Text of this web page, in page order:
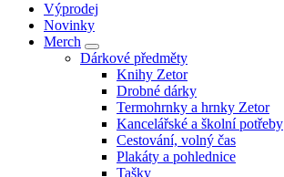
Výprodej
Novinky
Merch
Dárkové předměty
Knihy Zetor
Drobné dárky
Termohrnky a hrnky Zetor
Kancelářské a školní potřeby
Cestování, volný čas
Plakáty a pohlednice
Tašky